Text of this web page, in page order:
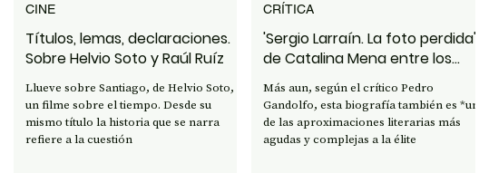
Títulos, lemas, declaraciones.
Sobre Helvio Soto y Raúl Ruíz
Llueve sobre Santiago, de Helvio Soto, es
un filme sobre el tiempo. Desde su
mismo título la historia que se narra
refiere a la cuestión
CINE
'Sergio Larraín. La foto perdida'
de Catalina Mena entre los
mejores 20 libros del año A&L
Más aun, según el crítico Pedro
Gandolfo, esta biografía también es *una
de las aproximaciones literarias más
agudas y complejas a la élite
CRÍTICA